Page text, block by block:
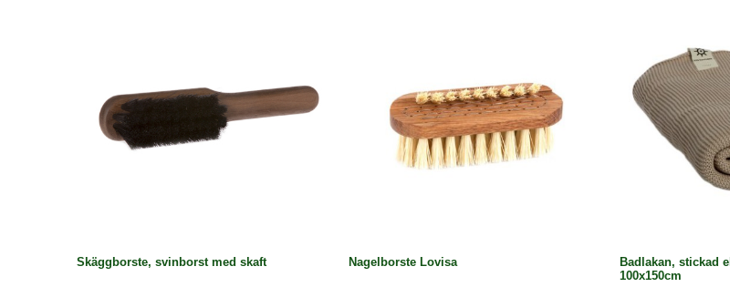
Skäggborste, svinborst med skaft Nagelborste Lovisa
Badlakan, stickad
100x150cm